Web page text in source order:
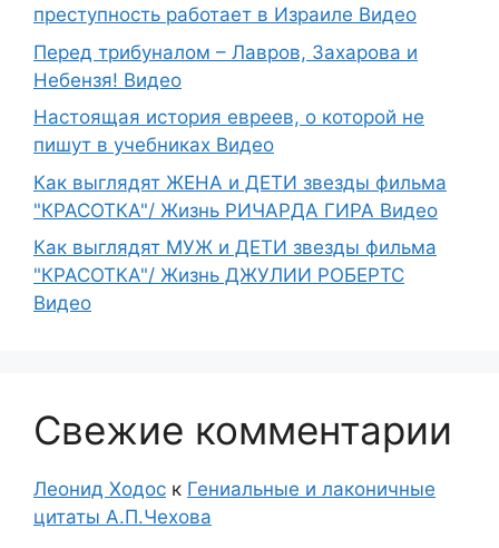
преступность работает в Израиле Видео
Перед трибуналом – Лавров, Захарова и
Небензя! Видео
Настоящая история евреев, о которой не
пишут в учебниках Видео
Как выглядят ЖЕНА и ДЕТИ звезды фильма
"КРАСОТКА"/ Жизнь РИЧАРДА ГИРА Видео
Как выглядят МУЖ и ДЕТИ звезды фильма
"КРАСОТКА"/ Жизнь ДЖУЛИИ РОБЕРТС
Видео
Свежие комментарии
Леонид Ходос к Гениальные и лаконичные
цитаты А.П.Чехова